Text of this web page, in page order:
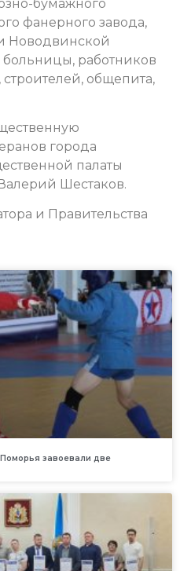
бумажного
фанерного завода,
Новодвинской
работников
общепита,
города
палаты
Шестаков.
и Правительства
завоевали две